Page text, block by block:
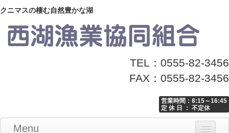
クニマスの棲む自然豊かな湖
TEL：0555-82-3456
FAX：0555-82-3456
営業時間：8:15～16:45
定 休 日 ： 不定休
Menu